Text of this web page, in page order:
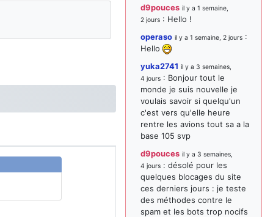
d9pouces il y a 1 semaine,
2 jours : Hello !
operaso il y a 1 semaine, 2 jours :
Hello
yuka2741 il y a 3 semaines,
4 jours : Bonjour tout le
monde je suis nouvelle je
voulais savoir si quelqu'un
c'est vers qu'elle heure
rentre les avions tout sa a la
base 105 svp
d9pouces il y a 3 semaines,
4 jours : désolé pour les
quelques blocages du site
ces derniers jours : je teste
des méthodes contre le
spam et les bots trop nocifs